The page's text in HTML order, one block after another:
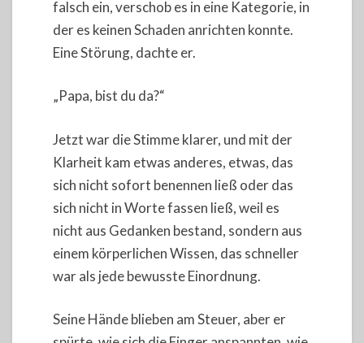
falsch ein, verschob es in eine Kategorie, in
der es keinen Schaden anrichten konnte.
Eine Störung, dachte er.
„Papa, bist du da?“
Jetzt war die Stimme klarer, und mit der
Klarheit kam etwas anderes, etwas, das
sich nicht sofort benennen ließ oder das
sich nicht in Worte fassen ließ, weil es
nicht aus Gedanken bestand, sondern aus
einem körperlichen Wissen, das schneller
war als jede bewusste Einordnung.
Seine Hände blieben am Steuer, aber er